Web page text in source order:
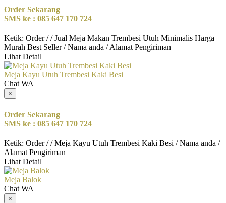
Order Sekarang
SMS ke : 085 647 170 724
Ketik: Order / / Jual Meja Makan Trembesi Utuh Minimalis Harga
Murah Best Seller / Nama anda / Alamat Pengiriman
Lihat Detail
Meja Kayu Utuh Trembesi Kaki Besi
Chat WA
×
Order Sekarang
SMS ke : 085 647 170 724
Ketik: Order / / Meja Kayu Utuh Trembesi Kaki Besi / Nama anda /
Alamat Pengiriman
Lihat Detail
Meja Balok
Chat WA
×